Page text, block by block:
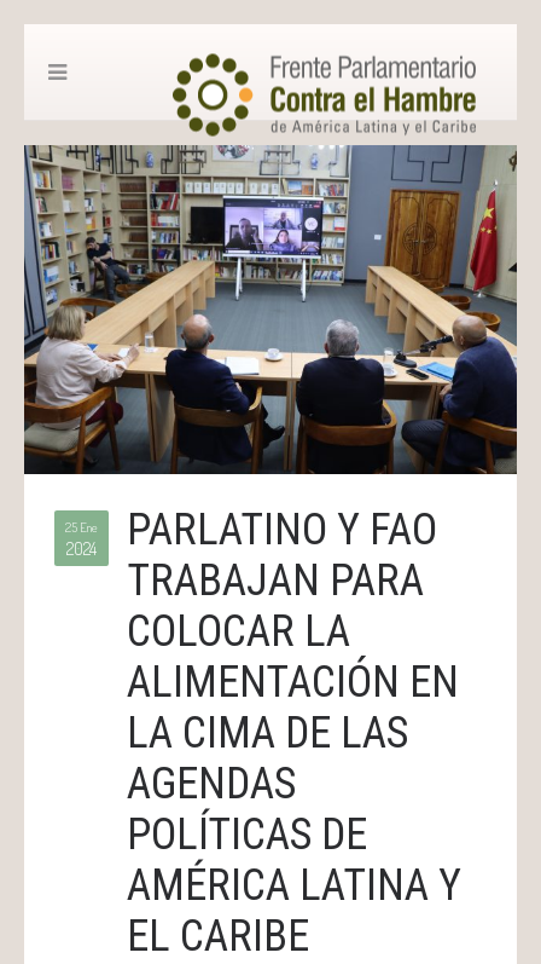
25 Ene
2024
PARLATINO Y FAO
TRABAJAN PARA
COLOCAR LA
ALIMENTACIÓN EN
LA CIMA DE LAS
AGENDAS
POLÍTICAS DE
AMÉRICA LATINA Y
EL CARIBE